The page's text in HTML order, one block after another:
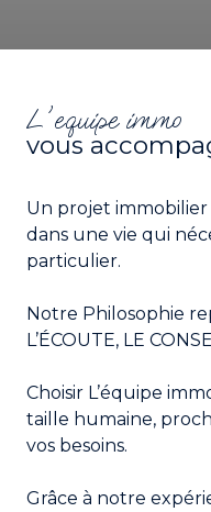
l'equipe immo
vous
Un projet
dans une vie qui
particulier.
Notre Philosophie
L’ÉCOUTE, LE
Choisir L’équipe
taille humaine,
vos besoins.
Grâce à notre